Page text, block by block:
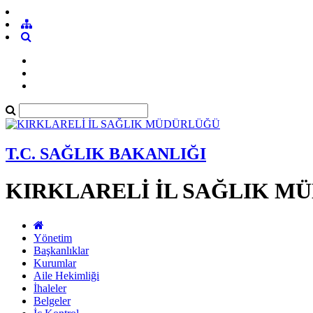
T.C. SAĞLIK BAKANLIĞI
KIRKLARELİ İL SAĞLIK
Yönetim
Başkanlıklar
Kurumlar
Aile Hekimliği
İhaleler
Belgeler